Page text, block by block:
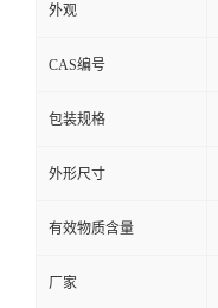
外观
CAS编号
包装规格
外形尺寸
有效物质含量
厂家